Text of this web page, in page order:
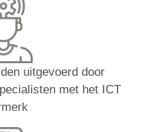
uitgevoerd door
met het ICT